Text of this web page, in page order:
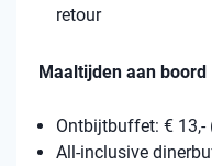
retour
Maaltijden aan boord
Ontbijtbuffet: € 13,-
All-inclusive